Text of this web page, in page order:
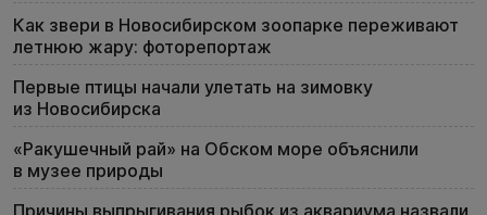
Как звери в Новосибирском зоопарке переживают
летнюю жару: фоторепортаж
Первые птицы начали улетать на зимовку
из Новосибирска
«Ракушечный рай» на Обском море объяснили
в музее природы
Причины выпрыгивания рыбок из аквариума назвали